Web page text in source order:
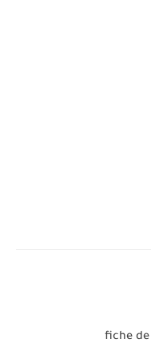
fiche